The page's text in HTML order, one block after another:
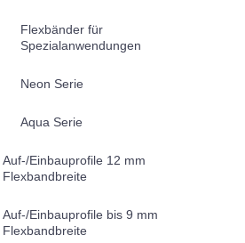
Flexbänder für
Spezialanwendungen
Neon Serie
Aqua Serie
Auf-/Einbauprofile 12 mm
Flexbandbreite
Auf-/Einbauprofile bis 9 mm
Flexbandbreite